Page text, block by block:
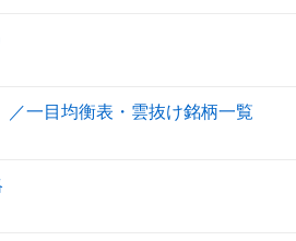
／一目均衡表・雲抜け銘柄一覧